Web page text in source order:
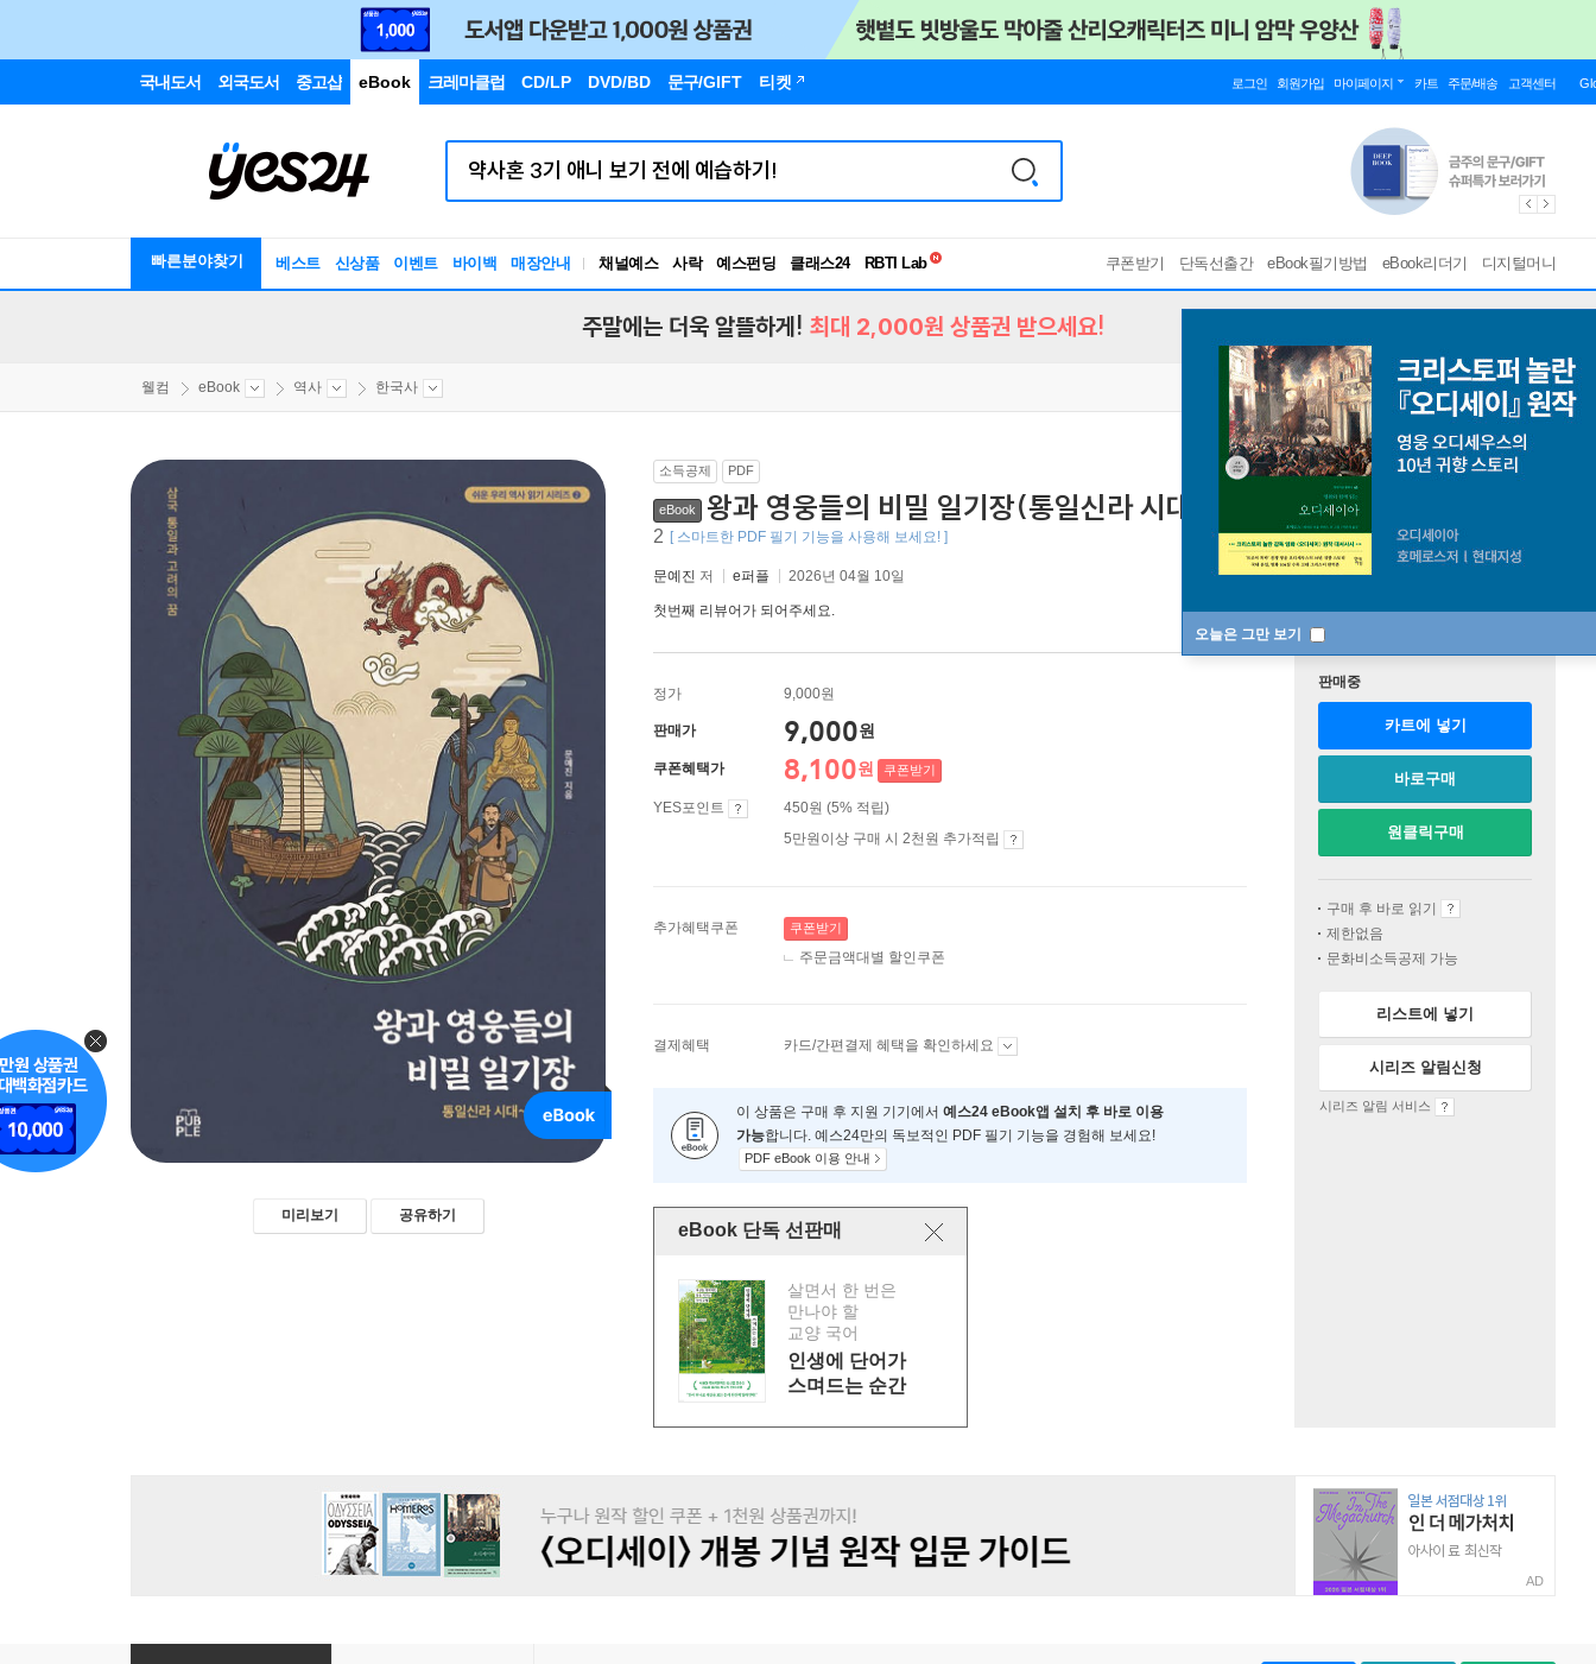
국내도서 외국도서 중고샵 eBook 크레마클럽 CD/LP DVD/BD 문구/GIFT 티켓 로그인 회원가입 마이페이지 카트 주문/배송 고객센터
빠른분야찾기 베스트 신상품 이벤트 바이백 매장안내 채널예스 사락 예스펀딩 클래스24
RBTI Lab
독서유형검사
쿠폰받기 단독선출간 eBook필기방법 eBook리더기 디지털머니
오늘은 그만 보기
주말에는 더욱 알뜰하게! 최대 2,000원 상품권 받으세요!
웰컴 eBook 역사 한국사
미리보기 공유하기
소득공제 PDF
eBook 왕과 영웅들의 비밀 일기장(통일신라 시대~ 고려 말) 쉬운 우리 역사 읽기 시리즈
2 [ 스마트한 PDF 필기 기능을 사용해 보세요! ]
문예진 저 e퍼플 2026년 04월 10일
첫번째 리뷰어가 되어주세요.
정가 9,000원
판매가 9,000원
쿠폰혜택가 8,100원 쿠폰받기
YES포인트
450원 (5% 적립)
5만원이상 구매 시 2천원 추가적립
추가혜택쿠폰 쿠폰받기
주문금액대별 할인쿠폰
결제혜택 카드/간편결제 혜택을 확인하세요
이 상품은 구매 후 지원 기기에서 예스24 eBook앱 설치 후 바로 이용
가능합니다. 예스24만의 독보적인 PDF 필기 기능을 경험해 보세요!
PDF eBook 이용 안내
eBook 단독 선판매
살면서 한 번은
만나야 할
교양 국어
인생에 단어가
스며드는 순간
판매중
카트에 넣기
바로구매
원클릭구매
구매 후 바로 읽기
제한없음
문화비소득공제 가능
리스트에 넣기
시리즈 알림신청
시리즈 알림 서비스
AD